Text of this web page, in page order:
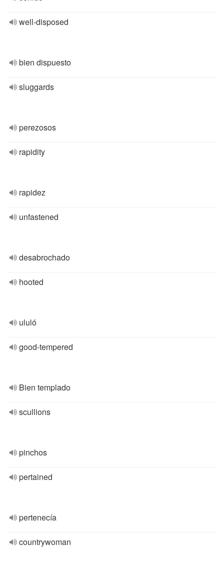
well-disposed
bien dispuesto
sluggards
perezosos
rapidity
rapidez
unfastened
desabrochado
hooted
ululó
good-tempered
Bien templado
scullions
pinchos
pertained
pertenecía
countrywoman